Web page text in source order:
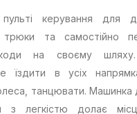
керування для
трюки та самостійно
на своєму
їздити в усіх
танцювати. Машинка
з легкістю долає